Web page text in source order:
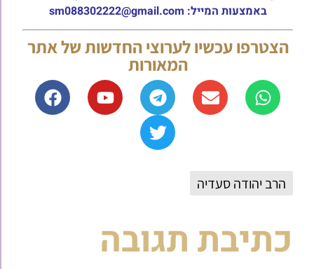
באמצעות המייל: sm088302222@gmail.com
הצטרפו עכשיו לערוצי החדשות של אתר
המאורות
הרב יהודה סעדיה
כתיבת תגובה